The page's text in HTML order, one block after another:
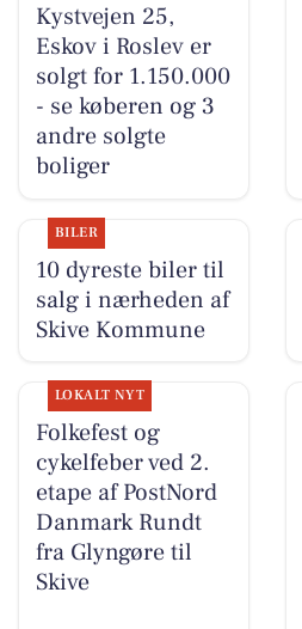
Kystvejen 25,
Eskov i Roslev er
solgt for 1.150.000
- se køberen og 3
andre solgte
boliger
BILER
10 dyreste biler til
salg i nærheden af
Skive Kommune
LOKALT NYT
Folkefest og
cykelfeber ved 2.
etape af PostNord
Danmark Rundt
fra Glyngøre til
Skive